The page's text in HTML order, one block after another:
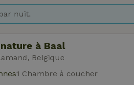
nuit.
à Baal
Belgique
1 Chambre à coucher